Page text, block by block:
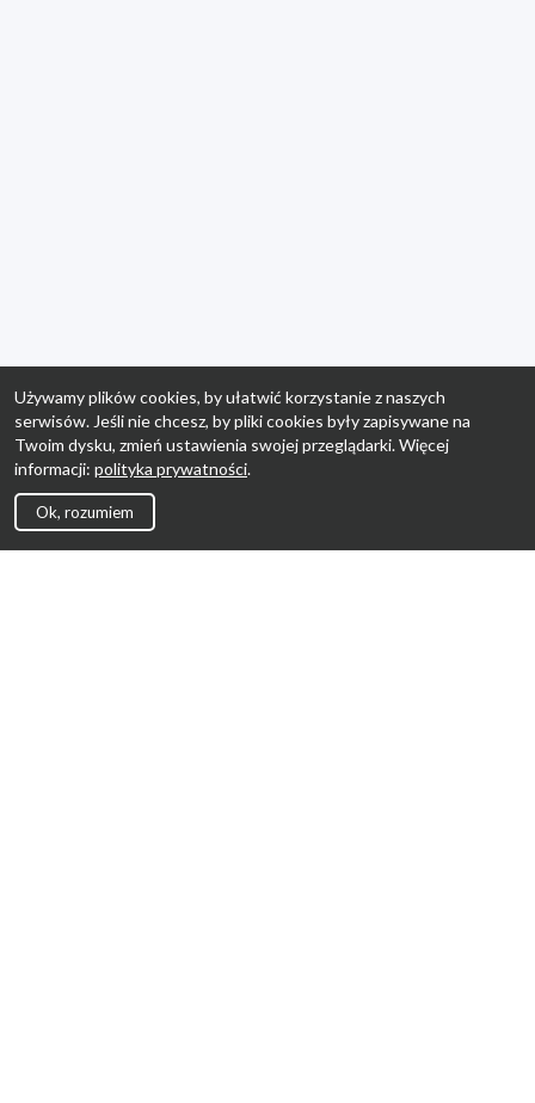
Używamy plików cookies, by ułatwić korzystanie z naszych
serwisów. Jeśli nie chcesz, by pliki cookies były zapisywane na
Twoim dysku, zmień ustawienia swojej przeglądarki. Więcej
informacji: polityka prywatności.
Ok, rozumiem